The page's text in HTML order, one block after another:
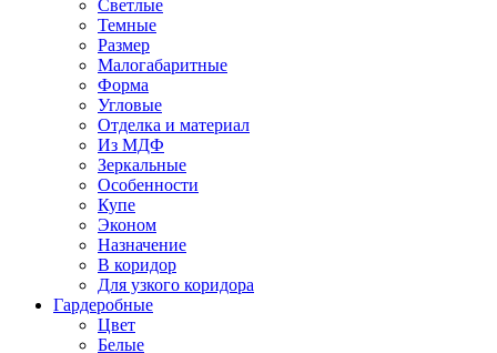
Светлые
Темные
Размер
Малогабаритные
Форма
Угловые
Отделка и материал
Из МДФ
Зеркальные
Особенности
Купе
Эконом
Назначение
В коридор
Для узкого коридора
Гардеробные
Цвет
Белые